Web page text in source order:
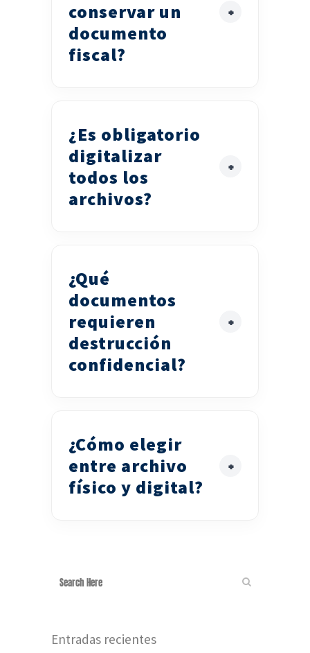
conservar un
documento
fiscal?
¿Es obligatorio
digitalizar
todos los
archivos?
¿Qué
documentos
requieren
destrucción
confidencial?
¿Cómo elegir
entre archivo
físico y digital?
Entradas recientes